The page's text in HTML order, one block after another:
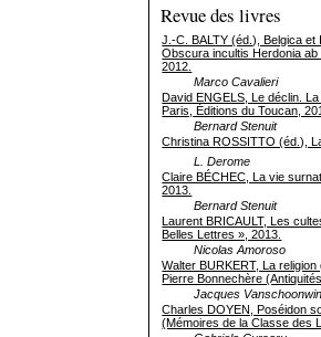
Revue des livres
J.-C. BALTY (éd.), Belgica et
Obscura incultis Herdonia
2012.
Marco Cavalieri
David ENGELS, Le déclin.
Paris, Éditions du Toucan,
Bernard Stenuit
Christina ROSSITTO (éd.),
L. Derome
Claire BÉCHEC, La vie
2013.
Bernard Stenuit
Laurent BRICAULT, Les
Belles Lettres », 2013.
Nicolas Amoroso
Walter BURKERT, La
Pierre Bonnechère
Jacques
Charles DOYEN, Poséidon
(Mémoires de la Classe des